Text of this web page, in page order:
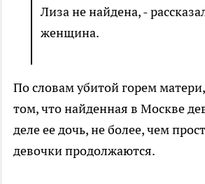
Лиза не найдена, -
женщина.
По словам убитой горем
том, что найденная в Москве
деле ее дочь, не более, чем
девочки продолжаются.